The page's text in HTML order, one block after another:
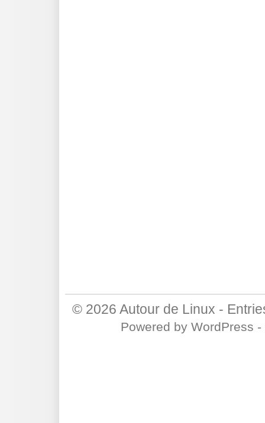
© 2026 Autour de Linux -
Powered by WordPress -